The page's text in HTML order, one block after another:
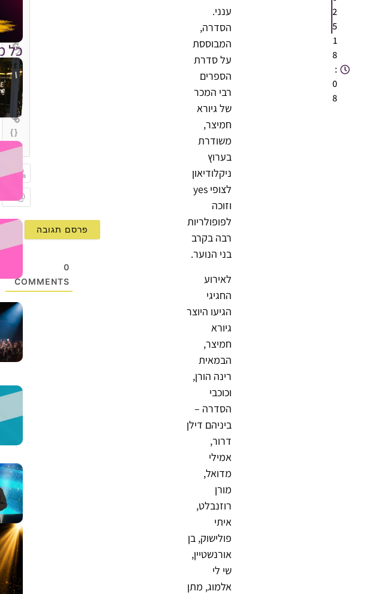
2
5
1
8
:
0
8
ענני.
הסדרה,
המבוססת
על סדרת
הספרים
רבי המכר
של גיורא
חמיצר,
משודרת
בערוץ
ניקלודיאון
לצופי yes
וזוכה
לפופולריות
רבה בקרב
בני הנוער.
לאירוע
החגיגי
הגיעו היוצר
גיורא
חמיצר,
הבמאית
רינה הורן,
וכוכבי
הסדרה –
ביניהם דילן
דרור,
אמילי
מדואל,
מורן
רוזנבלט,
איתי
פולישוק, בן
אורנשטיין,
שי לי
אלמוג, מתן
{}
[+]
שם
0
COMMENTS
כל